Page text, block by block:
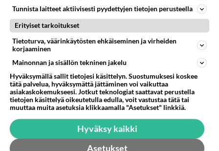
01.07.2026 12:38 0 <50
KIRKKONUMMI Vastattu 1kk
Mikä ketju tulee Rustan viereen?
Onko Gigantin värejä siinä julkisivussa?...
28.06.2026 20:28 2 <50
Tunnista laitteet aktiivisesti pyydettyjen tietojen perusteella
Erityiset tarkoitukset
Tietoturva, väärinkäytösten ehkäiseminen ja virheiden
korjaaminen
Mainonnan ja sisällön tekninen jakelu
Hyväksymällä sallit tietojesi käsittelyn. Suostumuksesi koskee
tätä palvelua, hyväksymättä jättäminen voi vaikuttaa
asiakaskokemukseesi. Jotkut teknologiat saattavat perustella
tietojen käsittelyä oikeutetulla edulla, voit vastustaa tätä tai
muuttaa muita asetuksia klikkaamalla "Asetukset" linkkiä.
Hyväksy kaikki
Asetukset